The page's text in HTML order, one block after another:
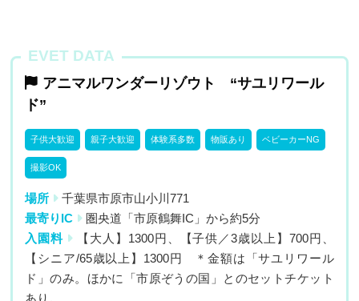
EVET DATA
アニマルワンダーリゾウト “サユリワール
ド”
子供大歓迎 親子大歓迎 体験系多数 物販あり ベビーカーNG
撮影OK
場所
千葉県市原市山小川771
最寄りIC
圏央道「市原鶴舞IC」から約5分
入園料
【大人】1300円、【子供／3歳以上】700円、
【シニア/65歳以上】1300円 ＊金額は「サユリワール
ド」のみ。ほかに「市原ぞうの国」とのセットチケット